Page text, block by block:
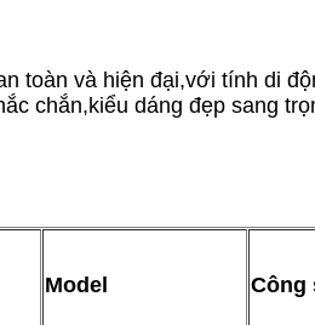
toàn và hiện đại,với tính di
chắn,kiểu dáng đẹp sang
Model Công